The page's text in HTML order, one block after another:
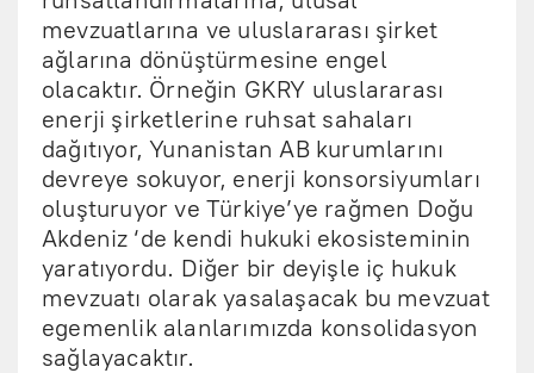
mevzuatlarına ve uluslararası şirket
ağlarına dönüştürmesine engel
olacaktır. Örneğin GKRY uluslararası
enerji şirketlerine ruhsat sahaları
dağıtıyor, Yunanistan AB kurumlarını
devreye sokuyor, enerji konsorsiyumları
oluşturuyor ve Türkiye’ye rağmen Doğu
Akdeniz ‘de kendi hukuki ekosisteminin
yaratıyordu. Diğer bir deyişle iç hukuk
mevzuatı olarak yasalaşacak bu mevzuat
egemenlik alanlarımızda konsolidasyon
sağlayacaktır.